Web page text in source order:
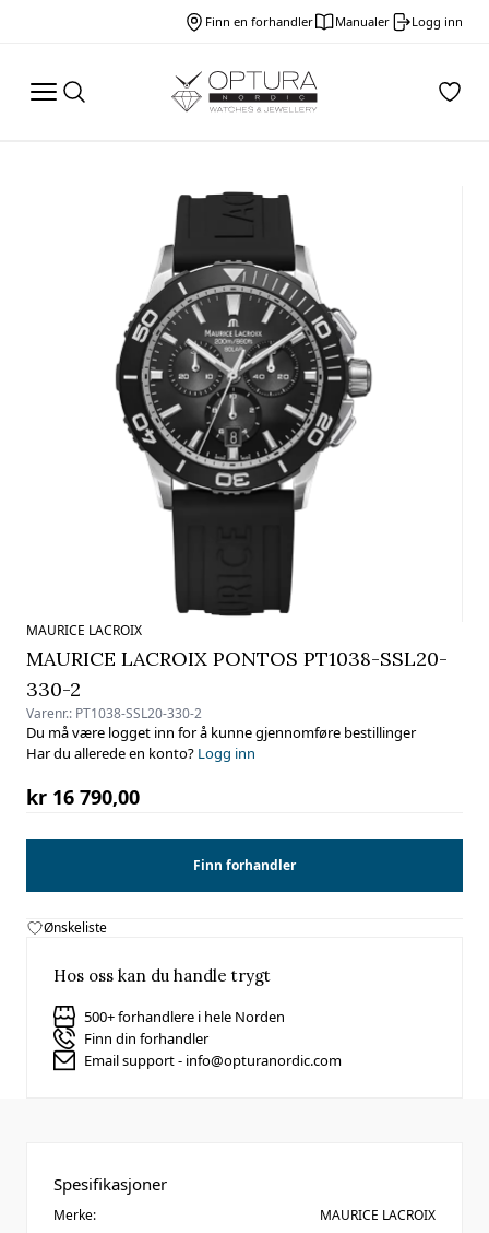
Finn en forhandler Manualer Logg inn
MAURICE LACROIX
MAURICE LACROIX PONTOS PT1038-SSL20-
330-2
Varenr.: PT1038-SSL20-330-2
Du må være logget inn for å kunne gjennomføre bestillinger
Har du allerede en konto? Logg inn
kr 16 790,00
Finn forhandler
Ønskeliste
Hos oss kan du handle trygt
500+ forhandlere i hele Norden
Finn din forhandler
Email support - info@opturanordic.com
Spesifikasjoner
Merke:
MAURICE LACROIX